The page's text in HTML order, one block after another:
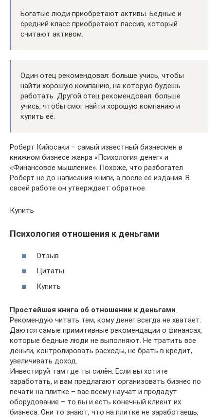
Богатые люди приобретают активы. Бедные и
средний класс приобретают пассив, который
считают активом.
Один отец рекомендовал: больше учись, чтобы
найти хорошую компанию, на которую будешь
работать. Другой отец рекомендовал: больше
учись, чтобы смог найти хорошую компанию и
купить её.
Роберт Кийосаки – самый известный бизнесмен в
книжном бизнесе жанра «Психология денег» и
«Финансовое мышление». Похоже, что разбогател
Роберт не до написания книги, а после её издания. В
своей работе он утверждает обратное.
Купить
Психология отношения к деньгами
Отзыв
Цитаты
Купить
Простейшая книга об отношении к деньгами
Рекомендую читать тем, кому денег всегда не хватает.
Даются самые примитивные рекомендации о финансах,
которые бедные люди не выполняют. Не тратить все
деньги, контролировать расходы, не брать в кредит,
увеличивать доход.
Инвестируй там где ты силён. Если вы хотите
заработать, и вам предлагают организовать бизнес по
печати на плитке – вас всему научат и продадут
оборудование – то вы и есть конечный клиент их
бизнеса. Они то знают, что на плитке не заработаешь,